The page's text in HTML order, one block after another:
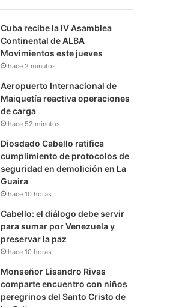
e
r
a
m
a
m
Cuba recibe la IV Asamblea
Continental de ALBA
Movimientos este jueves
hace 2 minutos
Aeropuerto Internacional de
Maiquetía reactiva operaciones
de carga
hace 52 minutos
Diosdado Cabello ratifica
cumplimiento de protocolos de
seguridad en demolición en La
Guaira
hace 10 horas
Cabello: el diálogo debe servir
para sumar por Venezuela y
preservar la paz
hace 10 horas
Monseñor Lisandro Rivas
comparte encuentro con niños
peregrinos del Santo Cristo de